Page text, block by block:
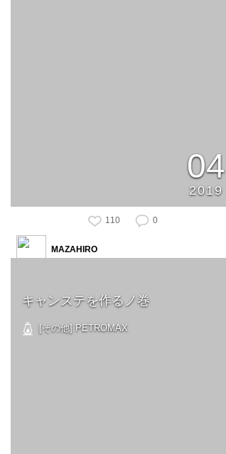
04
2019
110 0
キャンステを作るノ巻
[その他] PETROMAX
MAZAHIRO